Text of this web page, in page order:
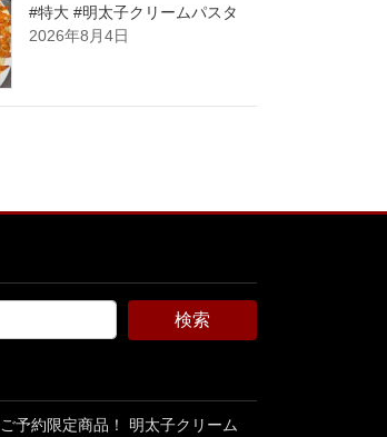
#特大 #明太子クリームパスタ
2026年8月4日
予約限定商品！ 明太子クリーム